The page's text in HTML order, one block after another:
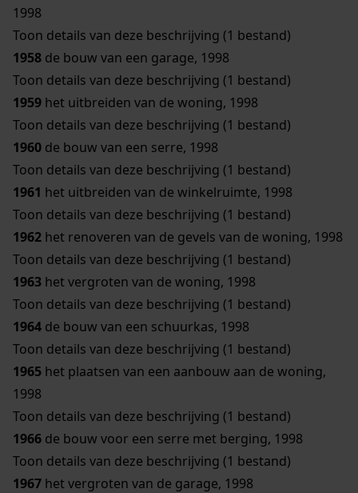
1998
Toon details van deze beschrijving (1 bestand)
1958 de bouw van een garage, 1998
Toon details van deze beschrijving (1 bestand)
1959 het uitbreiden van de woning, 1998
Toon details van deze beschrijving (1 bestand)
1960 de bouw van een serre, 1998
Toon details van deze beschrijving (1 bestand)
1961 het uitbreiden van de winkelruimte, 1998
Toon details van deze beschrijving (1 bestand)
1962 het renoveren van de gevels van de woning, 1998
Toon details van deze beschrijving (1 bestand)
1963 het vergroten van de woning, 1998
Toon details van deze beschrijving (1 bestand)
1964 de bouw van een schuurkas, 1998
Toon details van deze beschrijving (1 bestand)
1965 het plaatsen van een aanbouw aan de woning,
1998
Toon details van deze beschrijving (1 bestand)
1966 de bouw voor een serre met berging, 1998
Toon details van deze beschrijving (1 bestand)
1967 het vergroten van de garage, 1998